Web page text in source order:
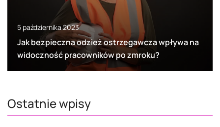
5 października 2023
Jak bezpieczna odzież ostrzegawcza wpływa na
widoczność pracowników po zmroku?
Ostatnie wpisy